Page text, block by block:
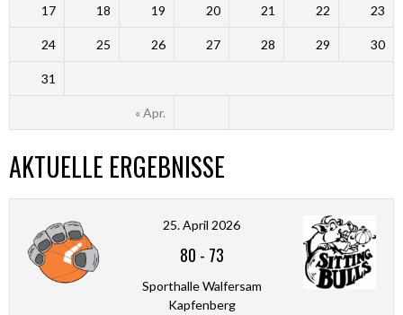
« Apr.
17 18 19 20 21 22 23
24 25 26 27 28 29 30
31
AKTUELLE ERGEBNISSE
25. April 2026
80 - 73
Sporthalle Walfersam
Kapfenberg